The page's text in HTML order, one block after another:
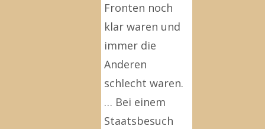
Fronten noch
klar waren und
immer die
Anderen
schlecht waren.
… Bei einem
Staatsbesuch